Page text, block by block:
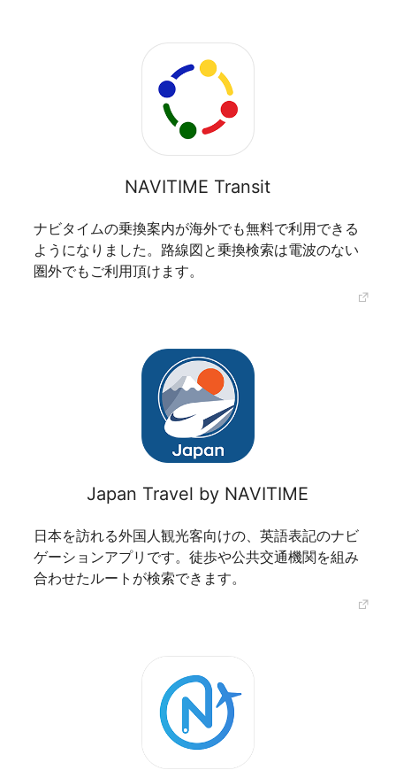
NAVITIME Transit
ナビタイムの乗換案内が海外でも無料で利用できる
ようになりました。路線図と乗換検索は電波のない
圏外でもご利用頂けます。
Japan Travel by NAVITIME
日本を訪れる外国人観光客向けの、英語表記のナビ
ゲーションアプリです。徒歩や公共交通機関を組み
合わせたルートが検索できます。